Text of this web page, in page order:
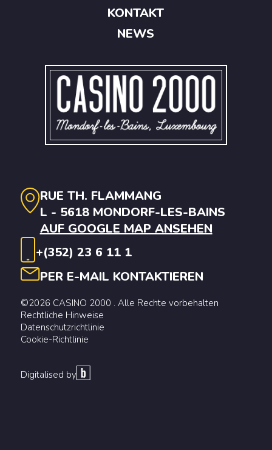
RUE TH. FLAMMANG
L - 5618 MONDORF-LES-BAINS
AUF GOOGLE MAP ANSEHEN
+(352) 23 6 11 1
PER E-MAIL KONTAKTIEREN
©2026 CASINO 2000 . Alle Rechte vorbehalten
Rechtliche Hinweise
Datenschutzrichtlinie
Cookie-Richtlinie
Digitalised by
KONTAKT
NEWS